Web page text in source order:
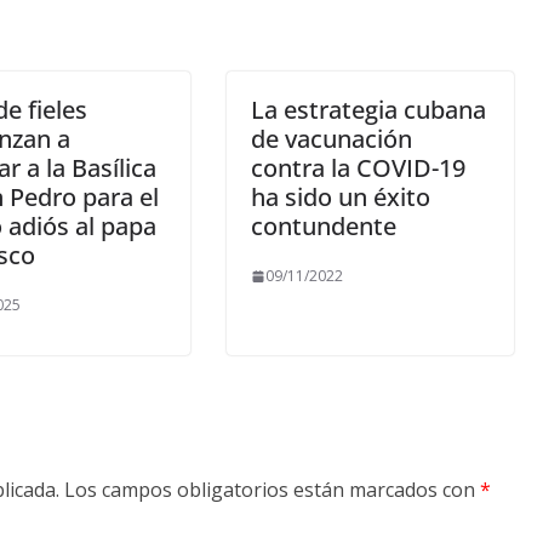
fieles
a
a la Basílica
Pedro para el
al papa
La estrategia cubana
de vacunación
contra la COVID-19
ha sido un éxito
contundente
09/11/2022
Los campos obligatorios están marcados con *